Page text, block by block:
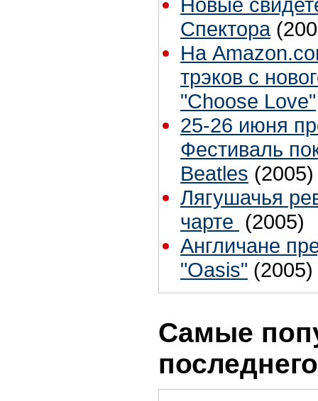
Новые
Спектора
На
трэков с
"Choose Love"
25-26 июня
Фестиваль
Beatles (2005)
Лягушачья
чарте (2005)
Англичане
"Oasis" (2005)
Самые